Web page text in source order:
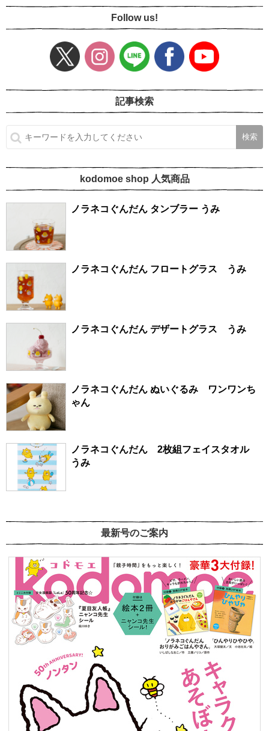
Follow us!
記事検索
kodomoe shop 人気商品
ノラネコぐんだん タンブラー うみ
ノラネコぐんだん フロートグラス うみ
ノラネコぐんだん デザートグラス うみ
ノラネコぐんだん ぬいぐるみ ワンワンち
ゃん
ノラネコぐんだん 2枚組フェイスタオル
うみ
最新号のご案内